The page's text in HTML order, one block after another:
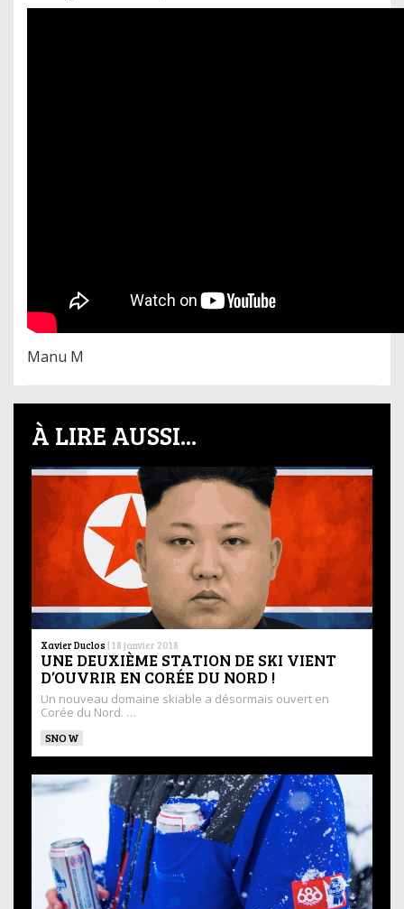
Manu M
À LIRE AUSSI...
Xavier Duclos | 18 janvier 2018
UNE DEUXIÈME STATION DE SKI VIENT
D’OUVRIR EN CORÉE DU NORD !
Un nouveau domaine skiable a désormais ouvert en
Corée du Nord. …
SNOW